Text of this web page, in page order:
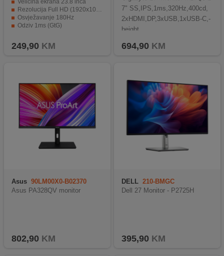
Veličina ekrana 23.8 inča
Rezolucija Full HD (1920x1080)
Osvježavanje 180Hz
Odziv 1ms (GtG)
249,90 KM
7" SS,IPS,1ms,320Hz,400cd,
2xHDMI,DP,3xUSB,1xUSB-C,-
height
694,90 KM
Asus 90LM00X0-B02370
Asus PA328QV monitor
802,90 KM
DELL 210-BMGC
Dell 27 Monitor - P2725H
395,90 KM